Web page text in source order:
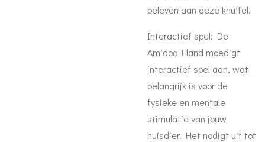
beleven aan deze knuffel.
Interactief spel: De
Amidoo Eland moedigt
interactief spel aan, wat
belangrijk is voor de
fysieke en mentale
stimulatie van jouw
huisdier. Het nodigt uit tot